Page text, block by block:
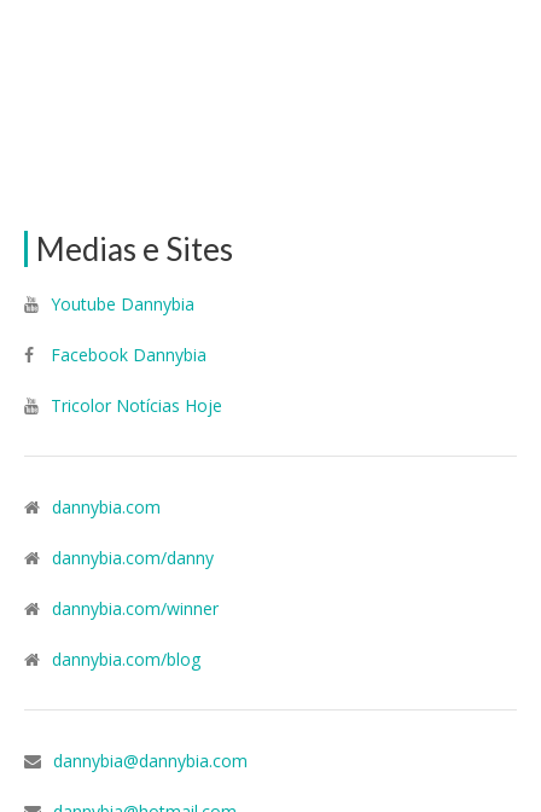
Medias e Sites
Youtube Dannybia
Facebook Dannybia
Tricolor Notícias Hoje
dannybia.com
dannybia.com/danny
dannybia.com/winner
dannybia.com/blog
dannybia@dannybia.com